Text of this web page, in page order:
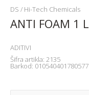
DS / Hi-Tech Chemicals
ANTI FOAM 1 L
ADITIVI
Šifra artikla: 2135
Barkod: 010540401780577